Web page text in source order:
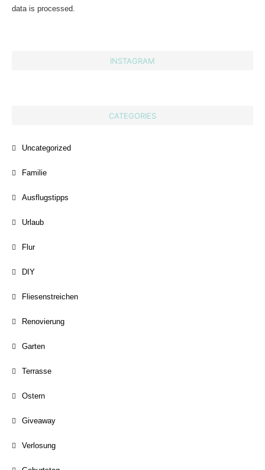
data is processed.
INSTAGRAM
CATEGORIES
Uncategorized
Familie
Ausflugstipps
Urlaub
Flur
DIY
Fliesenstreichen
Renovierung
Garten
Terrasse
Ostern
Giveaway
Verlosung